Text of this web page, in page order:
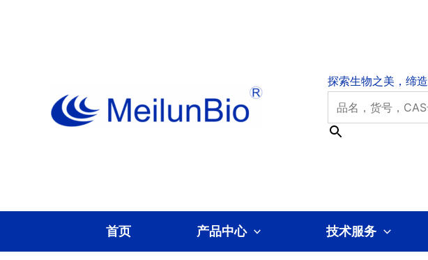
首页 产品中心 技术服务